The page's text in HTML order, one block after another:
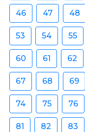
46 47 48
53 54 55
60 61 62
67 68 69
74 75 76
81 82 83